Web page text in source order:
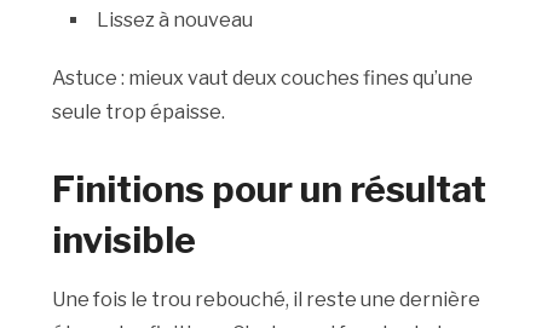
Lissez à nouveau
Astuce : mieux vaut deux couches fines qu’une
seule trop épaisse.
Finitions pour un résultat
invisible
Une fois le trou rebouché, il reste une dernière